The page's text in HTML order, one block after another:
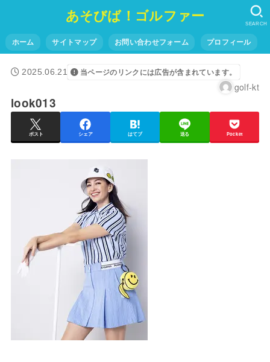
あそびば！ゴルファー
ホーム サイトマップ お問い合わせフォーム プロフィール
SEARCH
2025.06.21 当ページのリンクには広告が含まれています。
golf-kt
look013
ポスト シェア はてブ 送る Pocket